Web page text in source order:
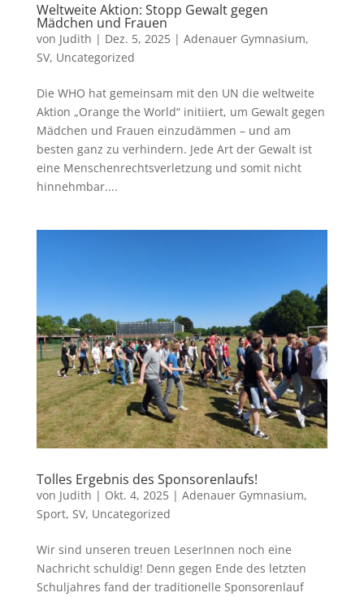
Weltweite Aktion: Stopp Gewalt gegen
Mädchen und Frauen
von Judith | Dez. 5, 2025| Adenauer Gymnasium,
SV, Uncategorized
Die WHO hat gemeinsam mit den UN die weltweite
Aktion „Orange the World“ initiiert, um Gewalt gegen
Mädchen und Frauen einzudämmen – und am
besten ganz zu verhindern. Jede Art der Gewalt ist
eine Menschenrechtsverletzung und somit nicht
hinnehmbar....
Tolles Ergebnis des Sponsorenlaufs!
von Judith | Okt. 4, 2025| Adenauer Gymnasium,
Sport, SV, Uncategorized
Wir sind unseren treuen LeserInnen noch eine
Nachricht schuldig! Denn gegen Ende des letzten
Schuljahres fand der traditionelle Sponsorenlauf